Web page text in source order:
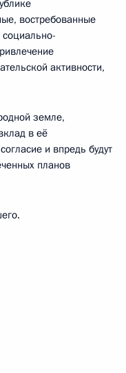
востребованные
активности,
земле,
в её
и впредь будут
планов